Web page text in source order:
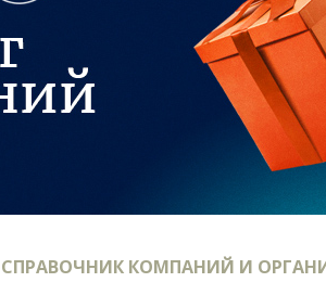
СПРАВОЧНИК КОМПАНИЙ И